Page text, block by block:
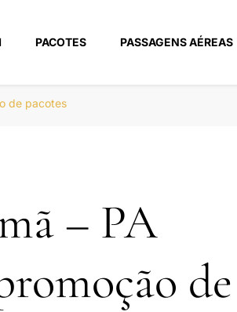
PACOTES PASSAGENS AÉREAS
de pacotes
– PA
de